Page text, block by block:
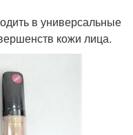
в универсальные
кожи лица.